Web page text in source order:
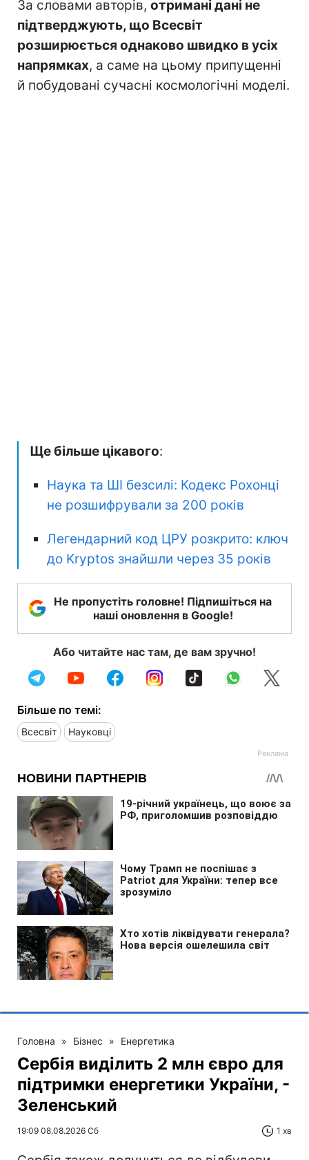
За словами авторів, отримані дані не
підтверджують, що Всесвіт
розширюється однаково швидко в усіх
напрямках, а саме на цьому припущенні
й побудовані сучасні космологічні моделі.
Ще більше цікавого:
Наука та ШІ безсилі: Кодекс Рохонці
не розшифрували за 200 років
Легендарний код ЦРУ розкрито: ключ
до Kryptos знайшли через 35 років
Не пропустіть головне! Підпишіться на
наші оновлення в Google!
Або читайте нас там, де вам зручно!
Більше по темі:
Всесвіт Науковці
Головна » Бізнес » Енергетика
Сербія виділить 2 млн євро для
підтримки енергетики України, -
Зеленський
19:09 08.08.2026 Сб 1 хв